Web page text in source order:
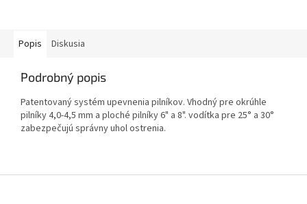
Popis
Diskusia
Podrobný popis
Patentovaný systém upevnenia pilníkov. Vhodný pre okrúhle
pilníky 4,0-4,5 mm a ploché pilníky 6" a 8". vodítka pre 25° a 30°
zabezpečujú správny uhol ostrenia.